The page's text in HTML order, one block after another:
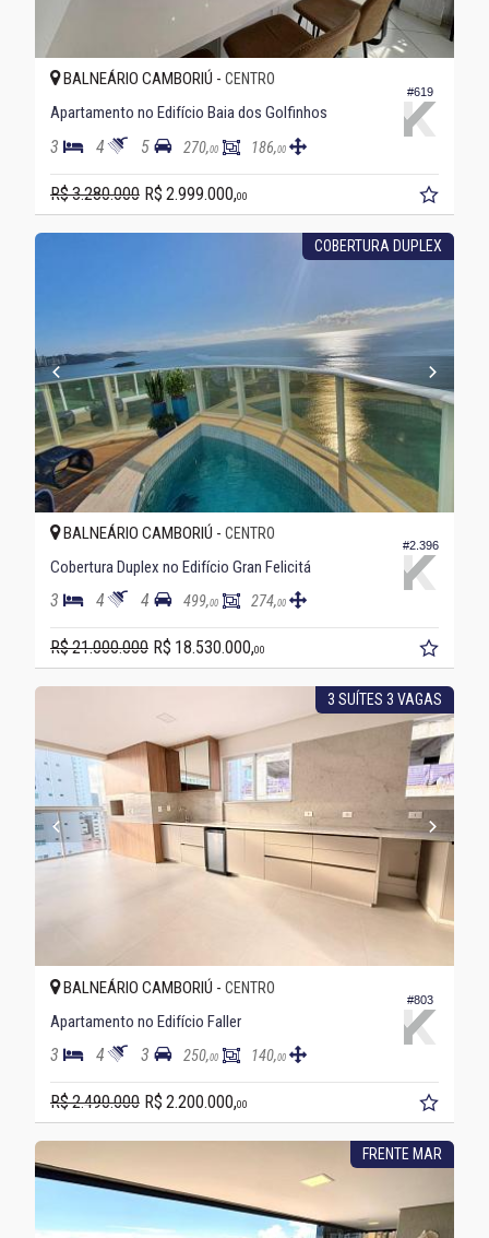
#619
BALNEÁRIO CAMBORIÚ - CENTRO
Apartamento no Edifício Baia dos Golfinhos
3 4 5 270,00 186,00
R$ 3.280.000 R$ 2.999.000,00
COBERTURA DUPLEX
#2.396
BALNEÁRIO CAMBORIÚ - CENTRO
Cobertura Duplex no Edifício Gran Felicitá
3 4 4 499,00 274,00
R$ 21.000.000 R$ 18.530.000,00
3 SUÍTES 3 VAGAS
#803
BALNEÁRIO CAMBORIÚ - CENTRO
Apartamento no Edifício Faller
3 4 3 250,00 140,00
R$ 2.490.000 R$ 2.200.000,00
FRENTE MAR